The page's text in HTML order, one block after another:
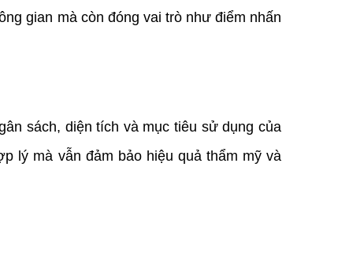
gian mà còn đóng vai trò như điểm nhấn
sách, diện tích và mục tiêu sử dụng của
lý mà vẫn đảm bảo hiệu quả thẩm mỹ và